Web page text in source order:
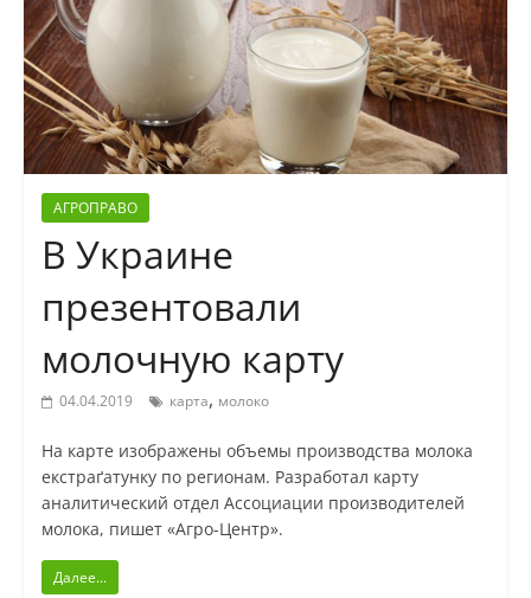
АГРОПРАВО
В Украине
презентовали
молочную карту
04.04.2019 карта, молоко
На карте изображены объемы производства молока
екстраґатунку по регионам. Разработал карту
аналитический отдел Ассоциации производителей
молока, пишет «Агро-Центр».
Далее...